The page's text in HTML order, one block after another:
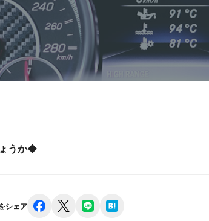
うか◆
シェア facebook line